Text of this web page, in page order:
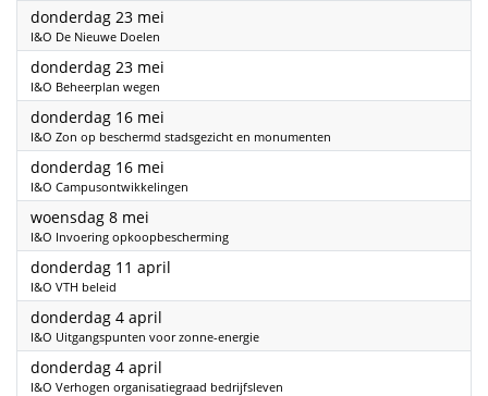
donderdag 23 mei
I&O De Nieuwe Doelen
donderdag 23 mei
I&O Beheerplan wegen
donderdag 16 mei
I&O Zon op beschermd stadsgezicht en monumenten
donderdag 16 mei
I&O Campusontwikkelingen
woensdag 8 mei
I&O Invoering opkoopbescherming
donderdag 11 april
I&O VTH beleid
donderdag 4 april
I&O Uitgangspunten voor zonne-energie
donderdag 4 april
I&O Verhogen organisatiegraad bedrijfsleven